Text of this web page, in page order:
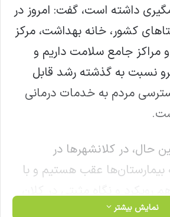
داشته است، گفت: امروز در
کشور، خانه بهداشت، مرکز
مراکز جامع سلامت داریم و
نسبت به گذشته رشد قابل
مردم به خدمات درمانی
حال، در کلانشهرها در
بیمارستان‌ها عقب هستیم و با
رویکرد و نگاه مثبتی در کلان
همچنان کارهای اساسی باقی
نمایش بیشتر